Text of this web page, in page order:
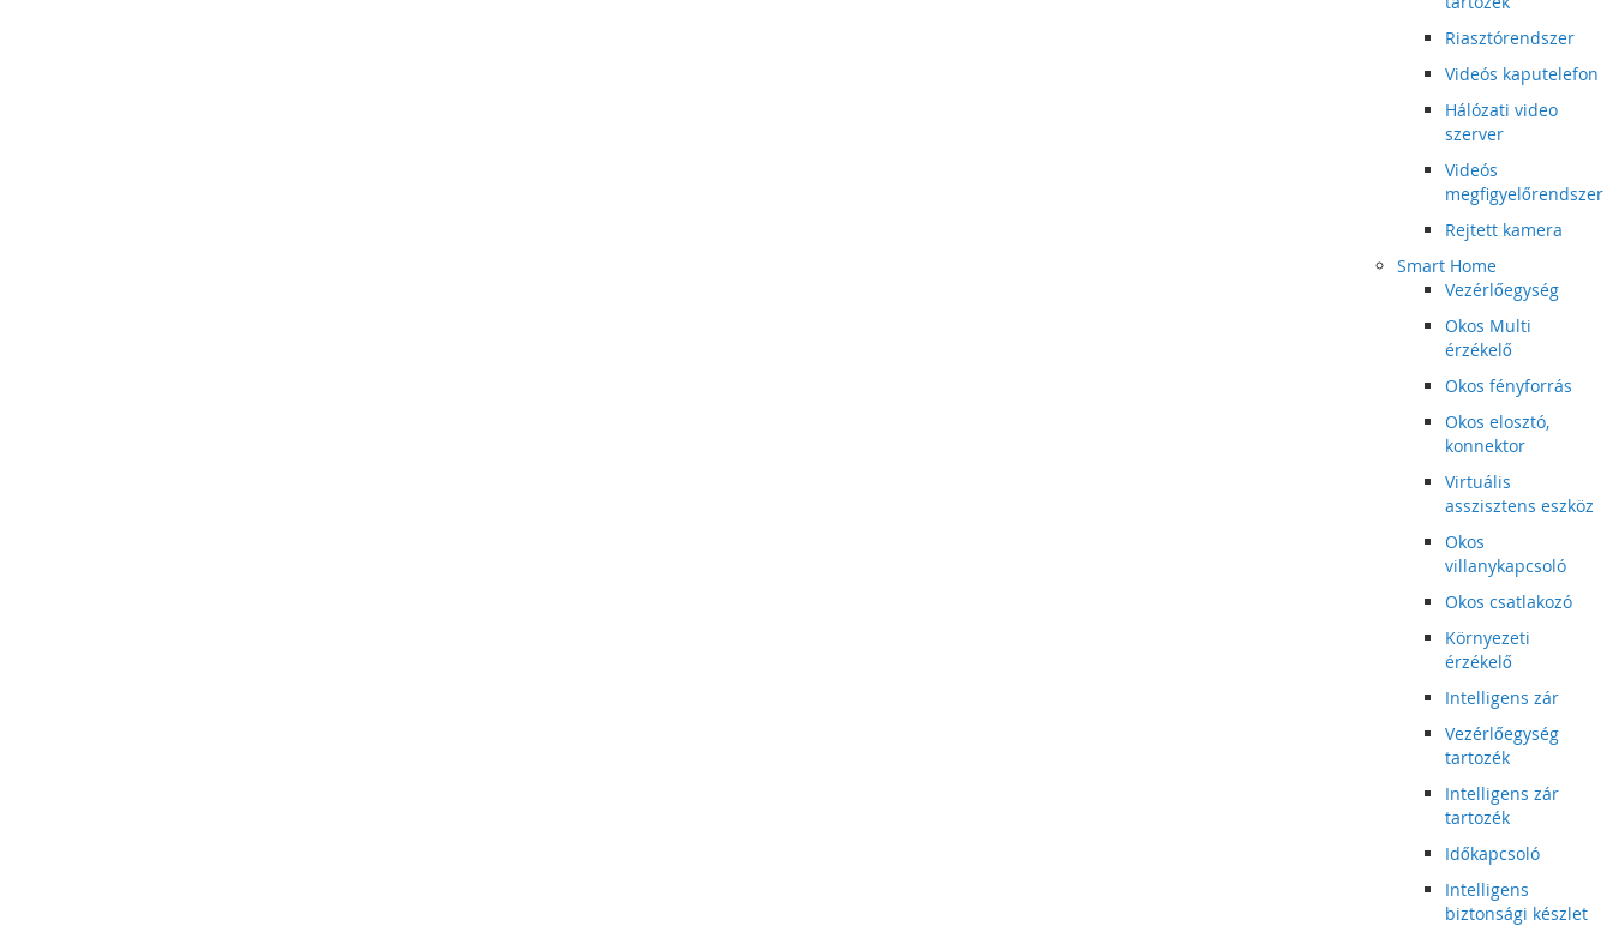
Riasztórendszer
Videós kaputelefon
Hálózati video
szerver
Videós
megfigyelőrendszer
Rejtett kamera
Smart Home
Vezérlőegység
Okos Multi
érzékelő
Okos fényforrás
Okos elosztó,
konnektor
Virtuális
asszisztens eszköz
Okos
villanykapcsoló
Okos csatlakozó
Környezeti
érzékelő
Intelligens zár
Vezérlőegység
tartozék
Intelligens zár
tartozék
Időkapcsoló
Intelligens
biztonsági készlet